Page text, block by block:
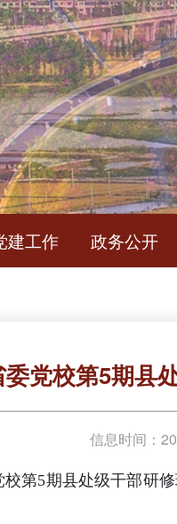
建工作 政务公开
党校第5期县
信息时间：
第5期县处级干部研